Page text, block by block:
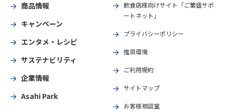
商品情報
キャンペーン
エンタメ・レシピ
サステナビリティ
企業情報
Asahi Park
飲食店様向けサイト「ご繁盛サポ
ートネット」
プライバシーポリシー
推奨環境
ご利用規約
サイトマップ
お客様相談室